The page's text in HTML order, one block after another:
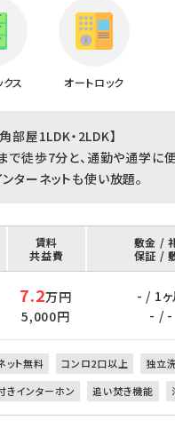
ス オートロック
屋1LDK・2LDK】
で徒歩7分と、通勤や通学に
ターネットも使い放題。
賃料
共益費
敷金 /
保証 /
7.2万円
5,000円
- / 1ヶ
- / -
ット無料 コンロ2口以上
独立
きインターホン
追い焚き機能